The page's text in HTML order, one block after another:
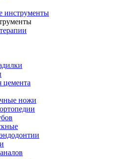
инструменты
цемента
ножи